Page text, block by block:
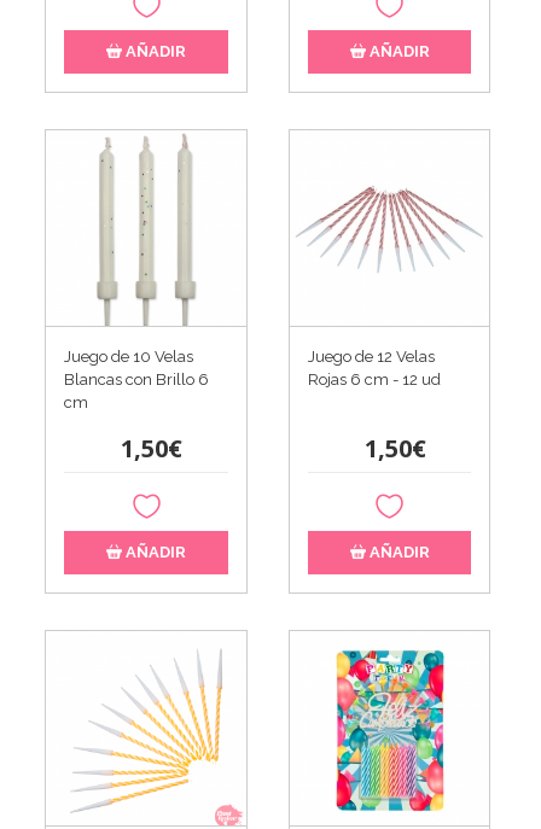
AÑADIR AÑADIR
Juego de 10 Velas
Blancas con Brillo 6
cm
1,50€
AÑADIR
Juego de 12 Velas
Rojas 6 cm - 12 ud
1,50€
AÑADIR